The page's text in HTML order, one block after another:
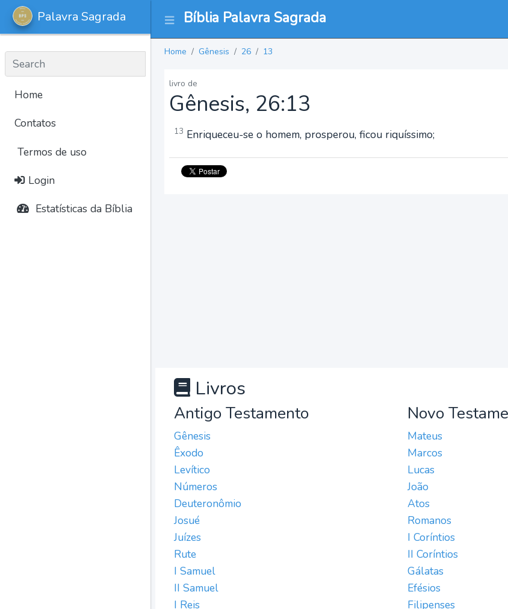
Bíblia Palavra Sagrada
Palavra Sagrada
Home
Contatos
Termos de uso
Login
Estatísticas da Bíblia
Home Gênesis 26 13
livro de
Gênesis, 26:13
13 Enriqueceu-se o homem, prosperou, ficou riquíssimo;
Livros
Antigo Testamento
Gênesis
Êxodo
Levítico
Números
Deuteronômio
Josué
Juízes
Rute
I Samuel
II Samuel
I Reis
Novo
Mateus
Marcos
Lucas
João
Atos
Romanos
I Coríntios
II Coríntios
Gálatas
Efésios
Filipenses